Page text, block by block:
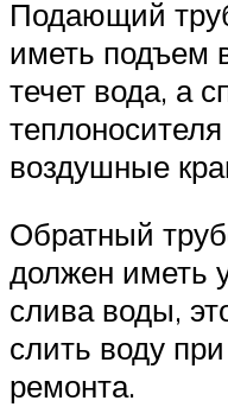
Подающий
иметь подъем
течет вода, а
воздушные
Обратный
должен иметь
слива воды,
слить воду
ремонта.